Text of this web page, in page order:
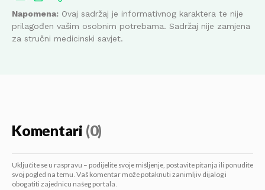
Napomena: Ovaj sadržaj je informativnog karaktera te nije
prilagođen vašim osobnim potrebama. Sadržaj nije zamjena
za stručni medicinski savjet.
Komentari (0)
Uključite se u raspravu – podijelite svoje mišljenje, postavite pitanja ili ponudite
svoj pogled na temu. Vaš komentar može potaknuti zanimljiv dijalog i
obogatiti zajednicu našeg portala.